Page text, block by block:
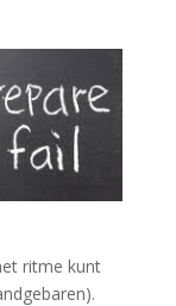
ritme kunt